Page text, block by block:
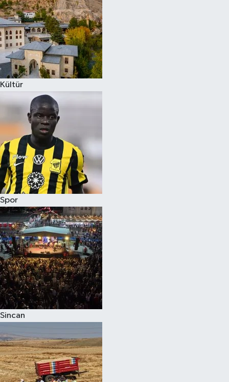
Kültür
Spor
Sincan